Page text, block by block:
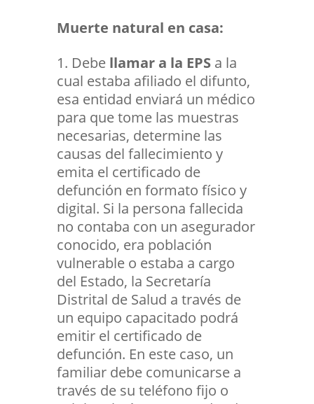
Muerte natural en casa:
Debe llamar a la EPSa la
cual estaba afiliado el difunto,
esa entidad enviará un médico
para que tome las muestras
necesarias, determine las
causas del fallecimiento y
emita el certificado de
defunción en formato físico y
digital. Si la persona fallecida
no contaba con un asegurador
conocido, era población
vulnerable o estaba a cargo
del Estado, la Secretaría
Distrital de Salud a través de
un equipo capacitado podrá
emitir el certificado de
defunción. En este caso, un
familiar debe comunicarse a
través de su teléfono fijo o